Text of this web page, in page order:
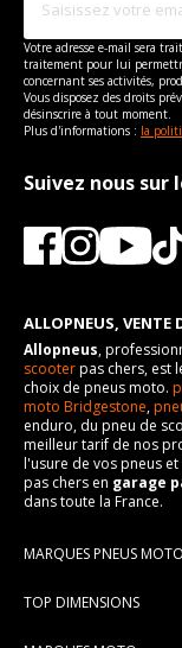
Votre adresse e-mail sera
traitement pour lui
concernant ses activités,
Vous disposez des droits
désinscrire à tout moment.
Plus d'informations : la
Suivez nous sur
ALLOPNEUS, VENTE
Allopneus,
scooterpas chers, est
choix de pneus moto.
moto Bridgestone,
enduro, du pneu de
meilleur tarif de nos
l'usure de vos pneus
pas chers en garage
dans toute la France.
MARQUES PNEUS MOTO
TOP DIMENSIONS